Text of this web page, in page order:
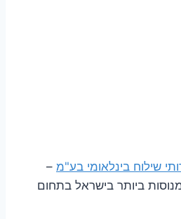
–
ביותר בישראל בתחום